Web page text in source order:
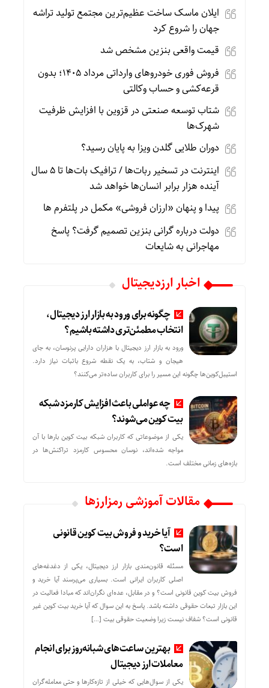
ایلان ماسک ساخت عظیم‌ترین مجتمع تولید تراشه
جهان را شروع کرد
قیمت واقعی بنزین مشخص شد
فروش فوری خودروهای وارداتی مرداد ۱۴۰۵؛ بدون
قرعه‌کشی و حساب وکالتی
شتاب توسعه صنعتی در قزوین با افزایش ظرفیت
شهرک‌ها
دوران طلایی گلدن ویزا به پایان رسید؟
اینترنت در تسخیر ربات‌ها / ترافیک بات‌ها تا ۵ سال
آینده هزار برابر انسان‌ها خواهد شد
پیدا و پنهان «ارزان فروشی» مکمل در پلتفرم ها
دولت درباره گرانی بنزین تصمیم گرفت؟ پاسخ
مهاجرانی به شایعات
اخبار ارزدیجیتال
چگونه برای ورود به بازار ارز دیجیتال،
انتخاب مطمئن‌تری داشته باشیم؟
ورود به بازار ارز دیجیتال با هزاران دارایی پرنوسان، به جای
هیجان و شتاب، به یک نقطه شروع باثبات نیاز دارد.
استیبل‌کوین‌ها چگونه این مسیر را برای کاربران ساده‌تر می‌کنند؟
چه عواملی باعث افزایش کارمزد شبکه
بیت کوین می‌شوند؟
یکی از موضوعاتی که کاربران شبکه بیت کوین بارها با آن
مواجه شده‌اند، نوسان محسوس کارمزد تراکنش‌ها در
بازه‌های زمانی مختلف است.
مقالات آموزشی رمزارزها
آیا خرید و فروش بیت کوین قانونی
است؟
مسئله قانون‌مندی بازار ارز دیجیتال، یکی از دغدغه‌های
اصلی کاربران ایرانی است. بسیاری می‌پرسند آیا خرید و
فروش بیت کوین قانونی است؟ و در مقابل، عده‌ای نگران‌اند که مبادا فعالیت در
این بازار تبعات حقوقی داشته باشد. پاسخ به این سوال که آیا خرید بیت کوین غیر
قانونی است؟ شفاف نیست زیرا وضعیت حقوقی بیت‌ […]
بهترین ساعت‌های شبانه‌روز برای انجام
معاملات ارز دیجیتال
یکی از سوال‌هایی که خیلی از تازه‌کارها و حتی معامله‌گران